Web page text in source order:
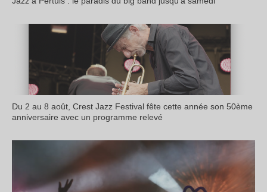
Du 2 au 8 août, Crest Jazz Festival fête cette année son 50ème
anniversaire avec un programme relevé